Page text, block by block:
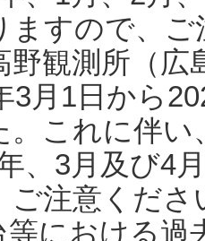
ますので、
野観測所（
3月1日から
これに伴い
、3月及び4
ご注意くだ
等における過